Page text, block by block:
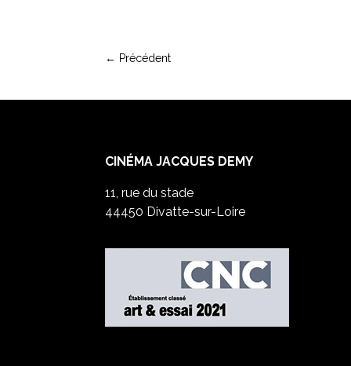
← Précédent
CINÉMA JACQUES DEMY
11, rue du stade
44450 Divatte-sur-Loire